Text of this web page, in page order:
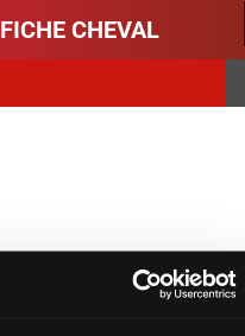
FICHE CHEVAL